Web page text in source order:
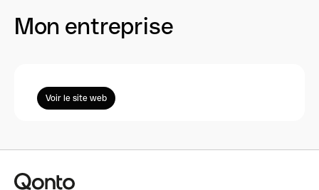
Mon entreprise
Voir le site web